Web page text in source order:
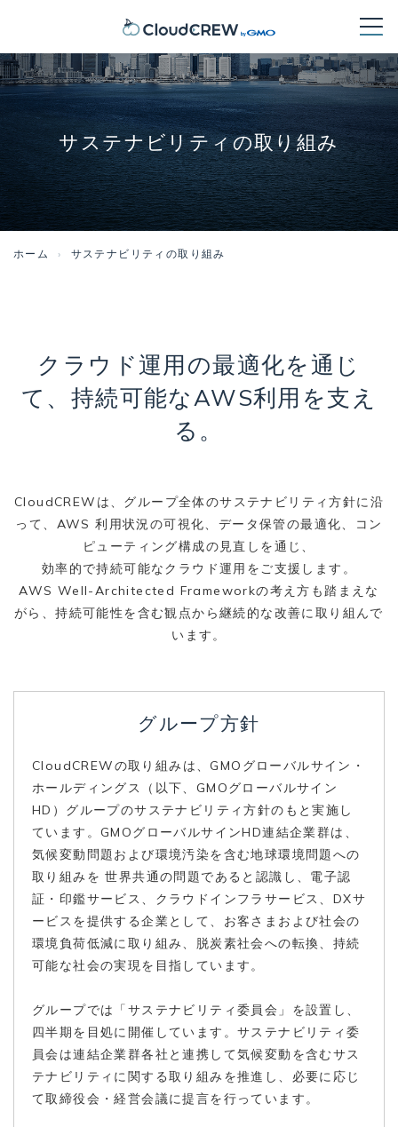
サステナビリティの取り組み
ホーム サステナビリティの取り組み
クラウド運用の最適化を通じ
て、 持続可能なAWS利用を支え
る。
CloudCREWは、グループ全体のサステナビリティ方針に沿
って、AWS 利用状況の可視化、データ保管の最適化、コン
ピューティング構成の見直しを通じ、
効率的で持続可能なクラウド運用をご支援します。
AWS Well-Architected Frameworkの考え方も踏まえな
がら、持続可能性を含む観点から継続的な改善に取り組んで
います。
グループ方針
CloudCREWの取り組みは、GMOグローバルサイン・
ホールディングス（以下、GMOグローバルサイン
HD）グループのサステナビリティ方針のもと実施し
ています。GMOグローバルサインHD連結企業群は、
気候変動問題および環境汚染を含む地球環境問題への
取り組みを 世界共通の問題であると認識し、電子認
証・印鑑サービス、クラウドインフラサービス、DXサ
ービスを提供する企業として、お客さまおよび社会の
環境負荷低減に取り組み、脱炭素社会への転換、持続
可能な社会の実現を目指しています。
グループでは「サステナビリティ委員会」を設置し、
四半期を目処に開催しています。サステナビリティ委
員会は連結企業群各社と連携して気候変動を含むサス
テナビリティに関する取り組みを推進し、必要に応じ
て取締役会・経営会議に提言を行っています。